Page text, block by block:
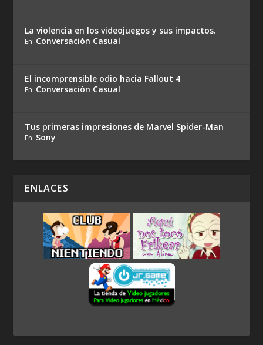
La violencia en los videojuegos y sus impactos.
En: Conversación Casual
El incomprensible odio hacia Fallout 4
En: Conversación Casual
Tus primeras impresiones de Marvel Spider-Man
En: Sony
ENLACES